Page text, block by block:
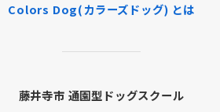
Colors Dog(カラーズドッグ) とは
藤井寺市 通園型ドッグスクール